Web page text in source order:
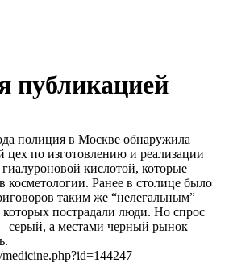
публикацией
полиция в Москве обнаружила
цех по изготовлению и реализации
кислотой, которые
косметологии. Ранее в столице было
таким же “нелегальным”
пострадали люди. Но спрос
серый, а местами черный рынок